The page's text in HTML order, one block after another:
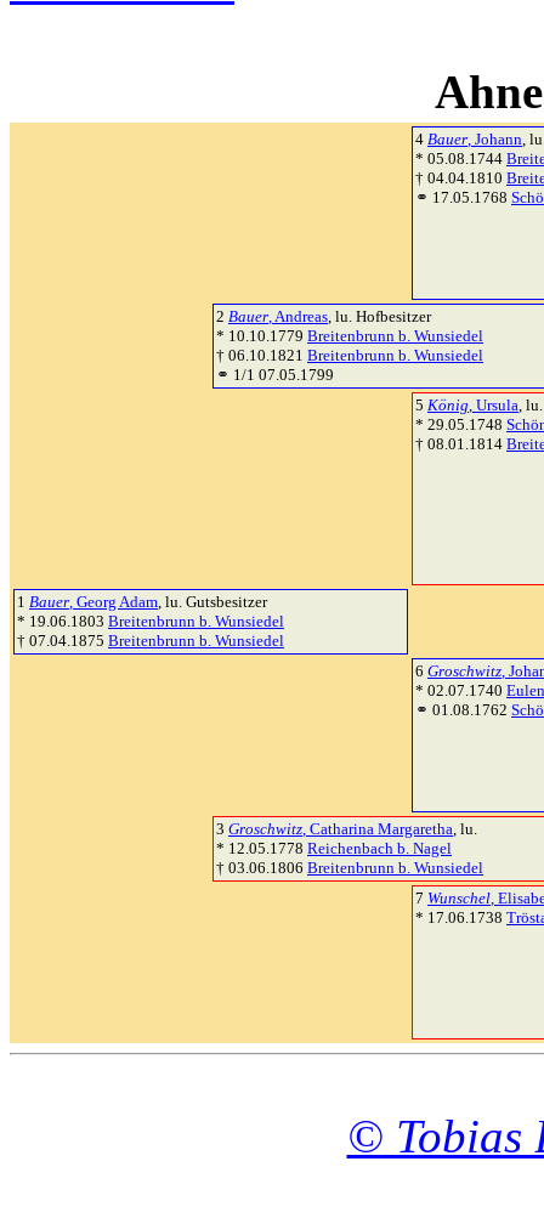
4 Bauer, Johann,
* 05.08.1744
† 04.04.1810
⚭ 17.05.1768
2 Bauer, Andreas, lu. Hofbesitzer
* 10.10.1779 Breitenbrunn b. Wunsiedel
† 06.10.1821 Breitenbrunn b. Wunsiedel
⚭ 1/1 07.05.1799
5 König, Ursula, lu.
* 29.05.1748
† 08.01.1814
1 Bauer, Georg Adam, lu. Gutsbesitzer
* 19.06.1803 Breitenbrunn b. Wunsiedel
† 07.04.1875 Breitenbrunn b. Wunsiedel
6 Groschwitz,
* 02.07.1740
⚭ 01.08.1762
3 Groschwitz, Catharina Margaretha, lu.
* 12.05.1778 Reichenbach b. Nagel
† 03.06.1806 Breitenbrunn b. Wunsiedel
7 Wunschel,
* 17.06.1738
© Tobias